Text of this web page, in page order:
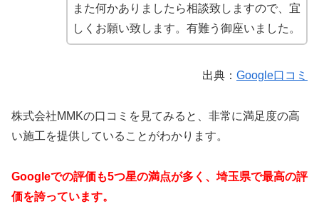
また何かありましたら相談致しますので、宜
しくお願い致します。有難う御座いました。
出典： Google口コミ
株式会社MMKの口コミを見てみると、非常に満足度の高
い施工を提供していることがわかります。
Googleでの評価も5つ星の満点が多く、埼玉県で最高の評
価を誇っています。